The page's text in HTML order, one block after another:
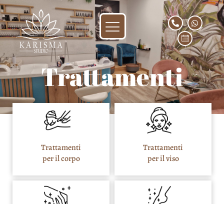
Trattamenti
Trattamenti
per il corpo
Trattamenti
per il viso